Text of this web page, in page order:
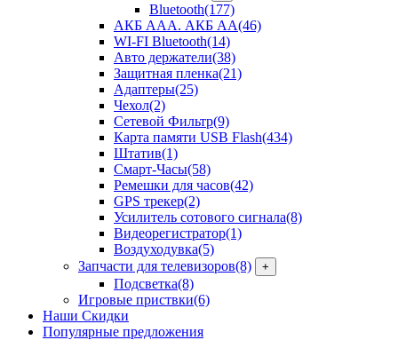
Bluetooth(177)
АКБ ААА. АКБ АА(46)
WI-FI Bluetooth(14)
Авто держатели(38)
Защитная пленка(21)
Адаптеры(25)
Чехол(2)
Сетевой Фильтр(9)
Карта памяти USB Flash(434)
Штатив(1)
Смарт-Часы(58)
Ремешки для часов(42)
GPS трекер(2)
Усилитель сотового сигнала(8)
Видеорегистратор(1)
Воздуходувка(5)
Запчасти для телевизоров(8) +
Подсветка(8)
Игровые приствки(6)
Наши Скидки
Популярные предложения